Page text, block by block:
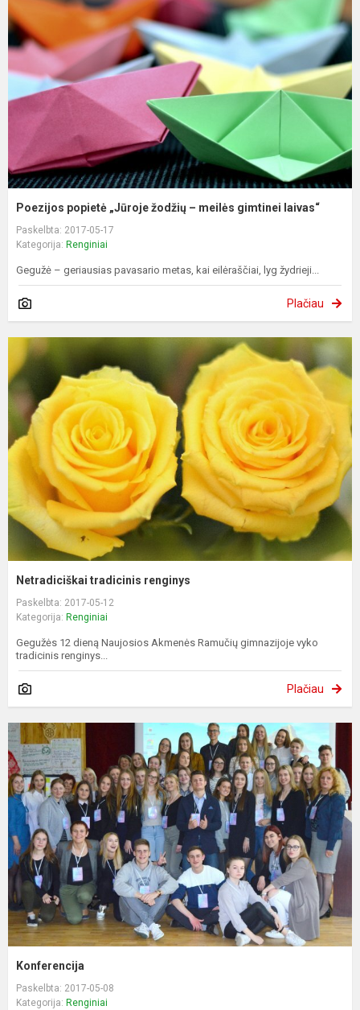
Poezijos popietė „Jūroje žodžių – meilės gimtinei laivas“
Paskelbta: 2017-05-17
Kategorija: Renginiai
Gegužė – geriausias pavasario metas, kai eilėraščiai, lyg žydrieji...
Plačiau
Netradiciškai tradicinis renginys
Paskelbta: 2017-05-12
Kategorija: Renginiai
Gegužės 12 dieną Naujosios Akmenės Ramučių gimnazijoje vyko
tradicinis renginys...
Plačiau
Konferencija
Paskelbta: 2017-05-08
Kategorija: Renginiai